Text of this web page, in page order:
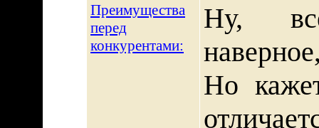
Преимущества
перед
конкурентами:
Ну,
Но